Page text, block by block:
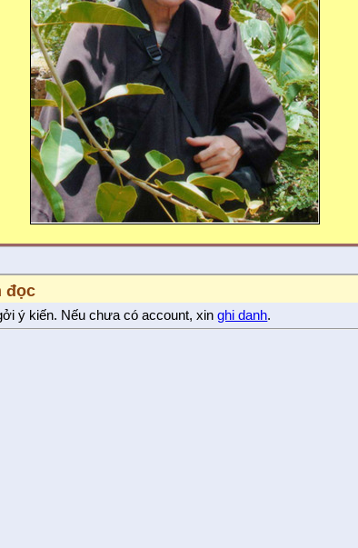
đọc
ý kiến. Nếu chưa có account, xinghi danh.